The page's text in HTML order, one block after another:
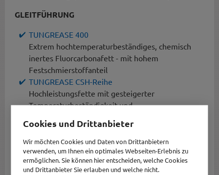
Cookies und Drittanbieter
Wir möchten Cookies und Daten von Drittanbietern
verwenden, um Ihnen ein optimales Webseiten-Erlebnis zu
ermöglichen. Sie können hier entscheiden, welche Cookies
und Drittanbieter Sie erlauben und welche nicht.
GLEITFÜHRUNG
TUNGREASE 400
Extrem hochtemperaturbeständiges, chemisch
inertes Fluorcarbonafett - mit hohem
Festschmierstoffanteil
TUNGREASE CSH-Reihe
Hochleistungsfette mit gesteigerter
Temperaturbeständigkeit und
! NSF H1 registriert !
FÜHRUNGSELEMENTE
TUNGREASE 400